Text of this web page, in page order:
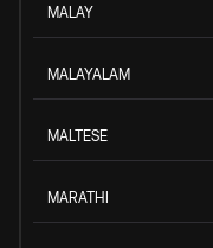
MALAY
MALAYALAM
MALTESE
MARATHI